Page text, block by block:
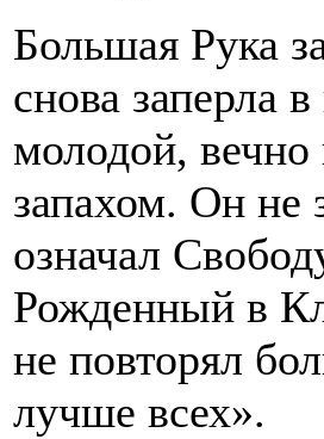
Большая Рука
снова заперла
молодой, вечно
запахом. Он не
означал
Рожденный в
не повторял
лучше всех».